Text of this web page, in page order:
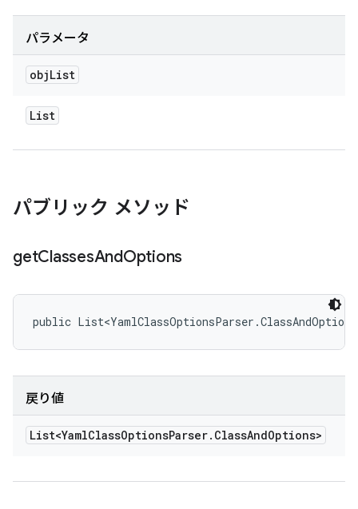
パラメータ
objList
List
パブリック メソッド
getClassesAndOptions
public
戻り値
List<YamlClassOptionsParser. ClassAndOptions>